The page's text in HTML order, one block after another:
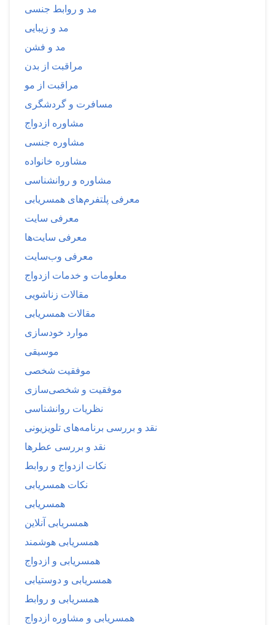
مد و روابط جنسی
مد و زیبایی
مد و فشن
مراقبت از بدن
مراقبت از مو
مسافرت و گردشگری
مشاوره ازدواج
مشاوره جنسی
مشاوره خانواده
مشاوره و روانشناسی
معرفی پلتفرم‌های همسریابی
معرفی سایت
معرفی سایت‌ها
معرفی وب‌سایت
معلومات و خدمات ازدواج
مقالات زناشویی
مقالات همسریابی
موارد خودسازی
موسیقی
موفقیت شخصی
موفقیت و شخصی‌سازی
نظریات روانشناسی
نقد و بررسی برنامه‌های تلویزیونی
نقد و بررسی عطرها
نکات ازدواج و روابط
نکات همسریابی
همسریابی
همسریابی آنلاین
همسریابی هوشمند
همسریابی و ازدواج
همسریابی و دوستیابی
همسریابی و روابط
همسریابی و مشاوره ازدواج